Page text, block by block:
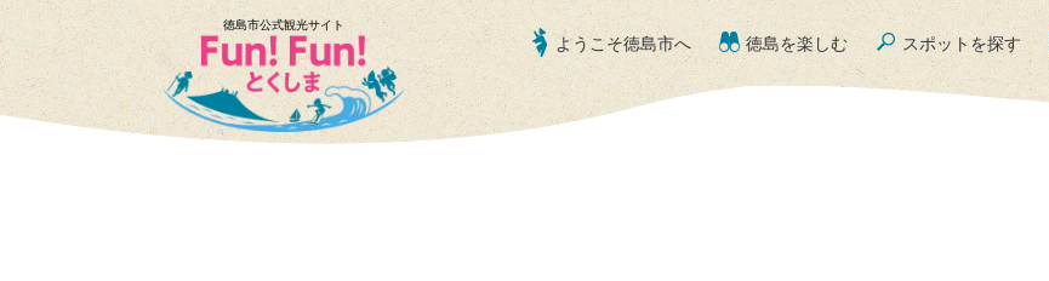
徳島市公式観光サイト
ようこそ徳島市へ 徳島を楽しむ スポットを探す